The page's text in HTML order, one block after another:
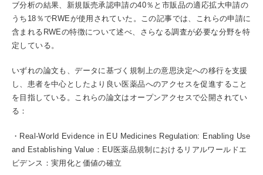
ブ分析の結果、新規販売承認申請の40％と市販品の適応拡大申請の
うち18％でRWEが使用されていた。この記事では、これらの申請に
含まれるRWEの特徴について述べ、さらなる調査が必要な分野を特
定している。
いずれの論文も、データに基づく規制上の意思決定への移行を支援
し、患者を中心としたより良い医薬品へのアクセスを促進すること
を目指している。これらの論文はオープンアクセスで公開されてい
る：
・Real‐World Evidence in EU Medicines Regulation: Enabling Use
and Establishing Value：EU医薬品規制におけるリアルワールドエ
ビデンス：実用化と価値の確立